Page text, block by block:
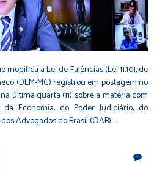
a Lei de Falências (Lei 11.101, de
(DEM-MG) registrou em postagem no
última quarta (11) sobre a matéria com
Economia, do Poder Judiciário, do
Advogados do Brasil (OAB).…